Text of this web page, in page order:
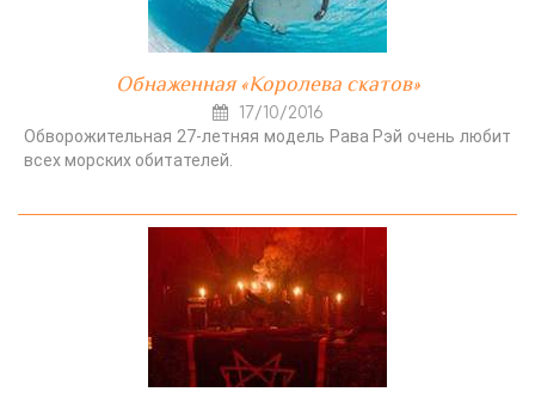
Обнаженная «Королева скатов»
17/10/2016
Обворожительная 27-летняя модель Рава Рэй очень любит
всех морских обитателей.